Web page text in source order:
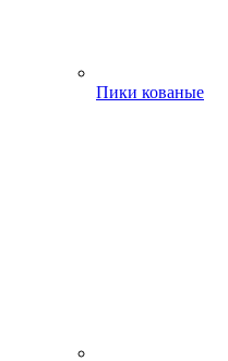
Пики кованые